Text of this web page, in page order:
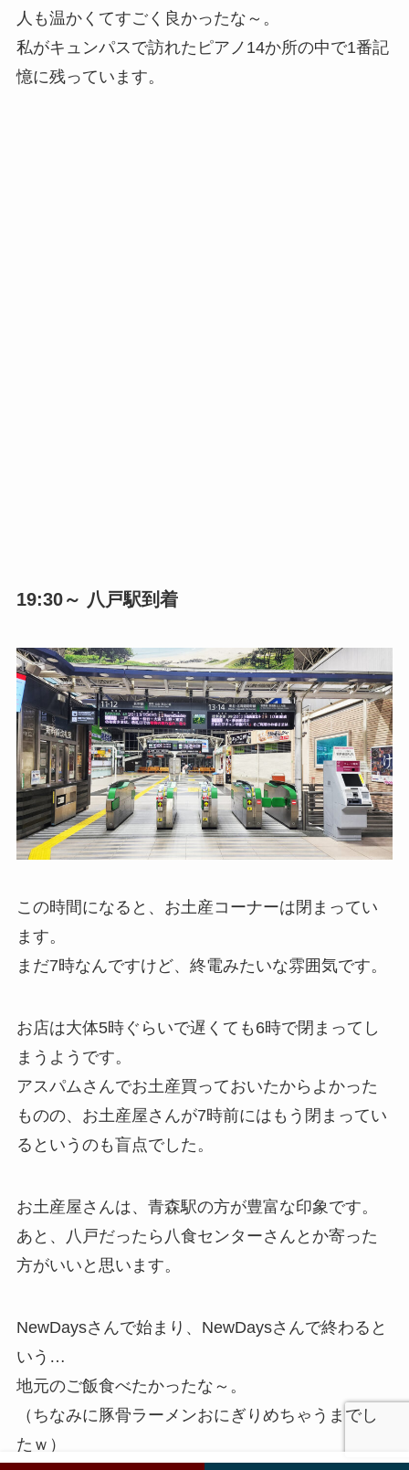
人も温かくてすごく良かったな～。
私がキュンパスで訪れたピアノ14か所の中で1番記
憶に残っています。
19:30～ 八戸駅到着
この時間になると、お土産コーナーは閉まってい
ます。
まだ7時なんですけど、終電みたいな雰囲気です。
お店は大体5時ぐらいで遅くても6時で閉まってし
まうようです。
アスパムさんでお土産買っておいたからよかった
ものの、お土産屋さんが7時前にはもう閉まってい
るというのも盲点でした。
お土産屋さんは、青森駅の方が豊富な印象です。
あと、八戸だったら八食センターさんとか寄った
方がいいと思います。
NewDaysさんで始まり、NewDaysさんで終わると
いう…
地元のご飯食べたかったな～。
（ちなみに豚骨ラーメンおにぎりめちゃうまでし
たｗ）